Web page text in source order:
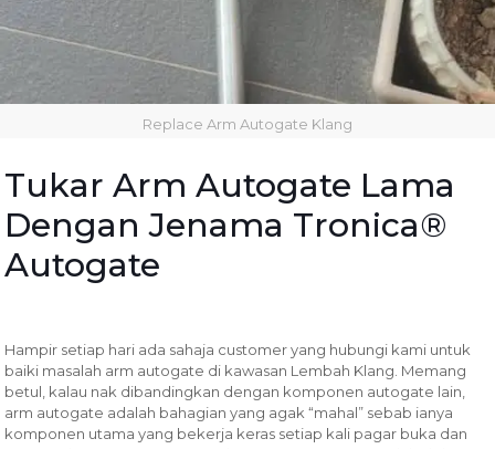
Replace Arm Autogate Klang
Tukar Arm Autogate Lama
Dengan Jenama Tronica®
Autogate
Hampir setiap hari ada sahaja customer yang hubungi kami untuk
baiki masalah arm autogate di kawasan Lembah Klang. Memang
betul, kalau nak dibandingkan dengan komponen autogate lain,
arm autogate adalah bahagian yang agak “mahal” sebab ianya
komponen utama yang bekerja keras setiap kali pagar buka dan